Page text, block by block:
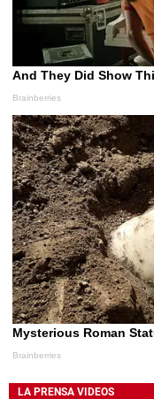
LA PRENSA VIDEOS